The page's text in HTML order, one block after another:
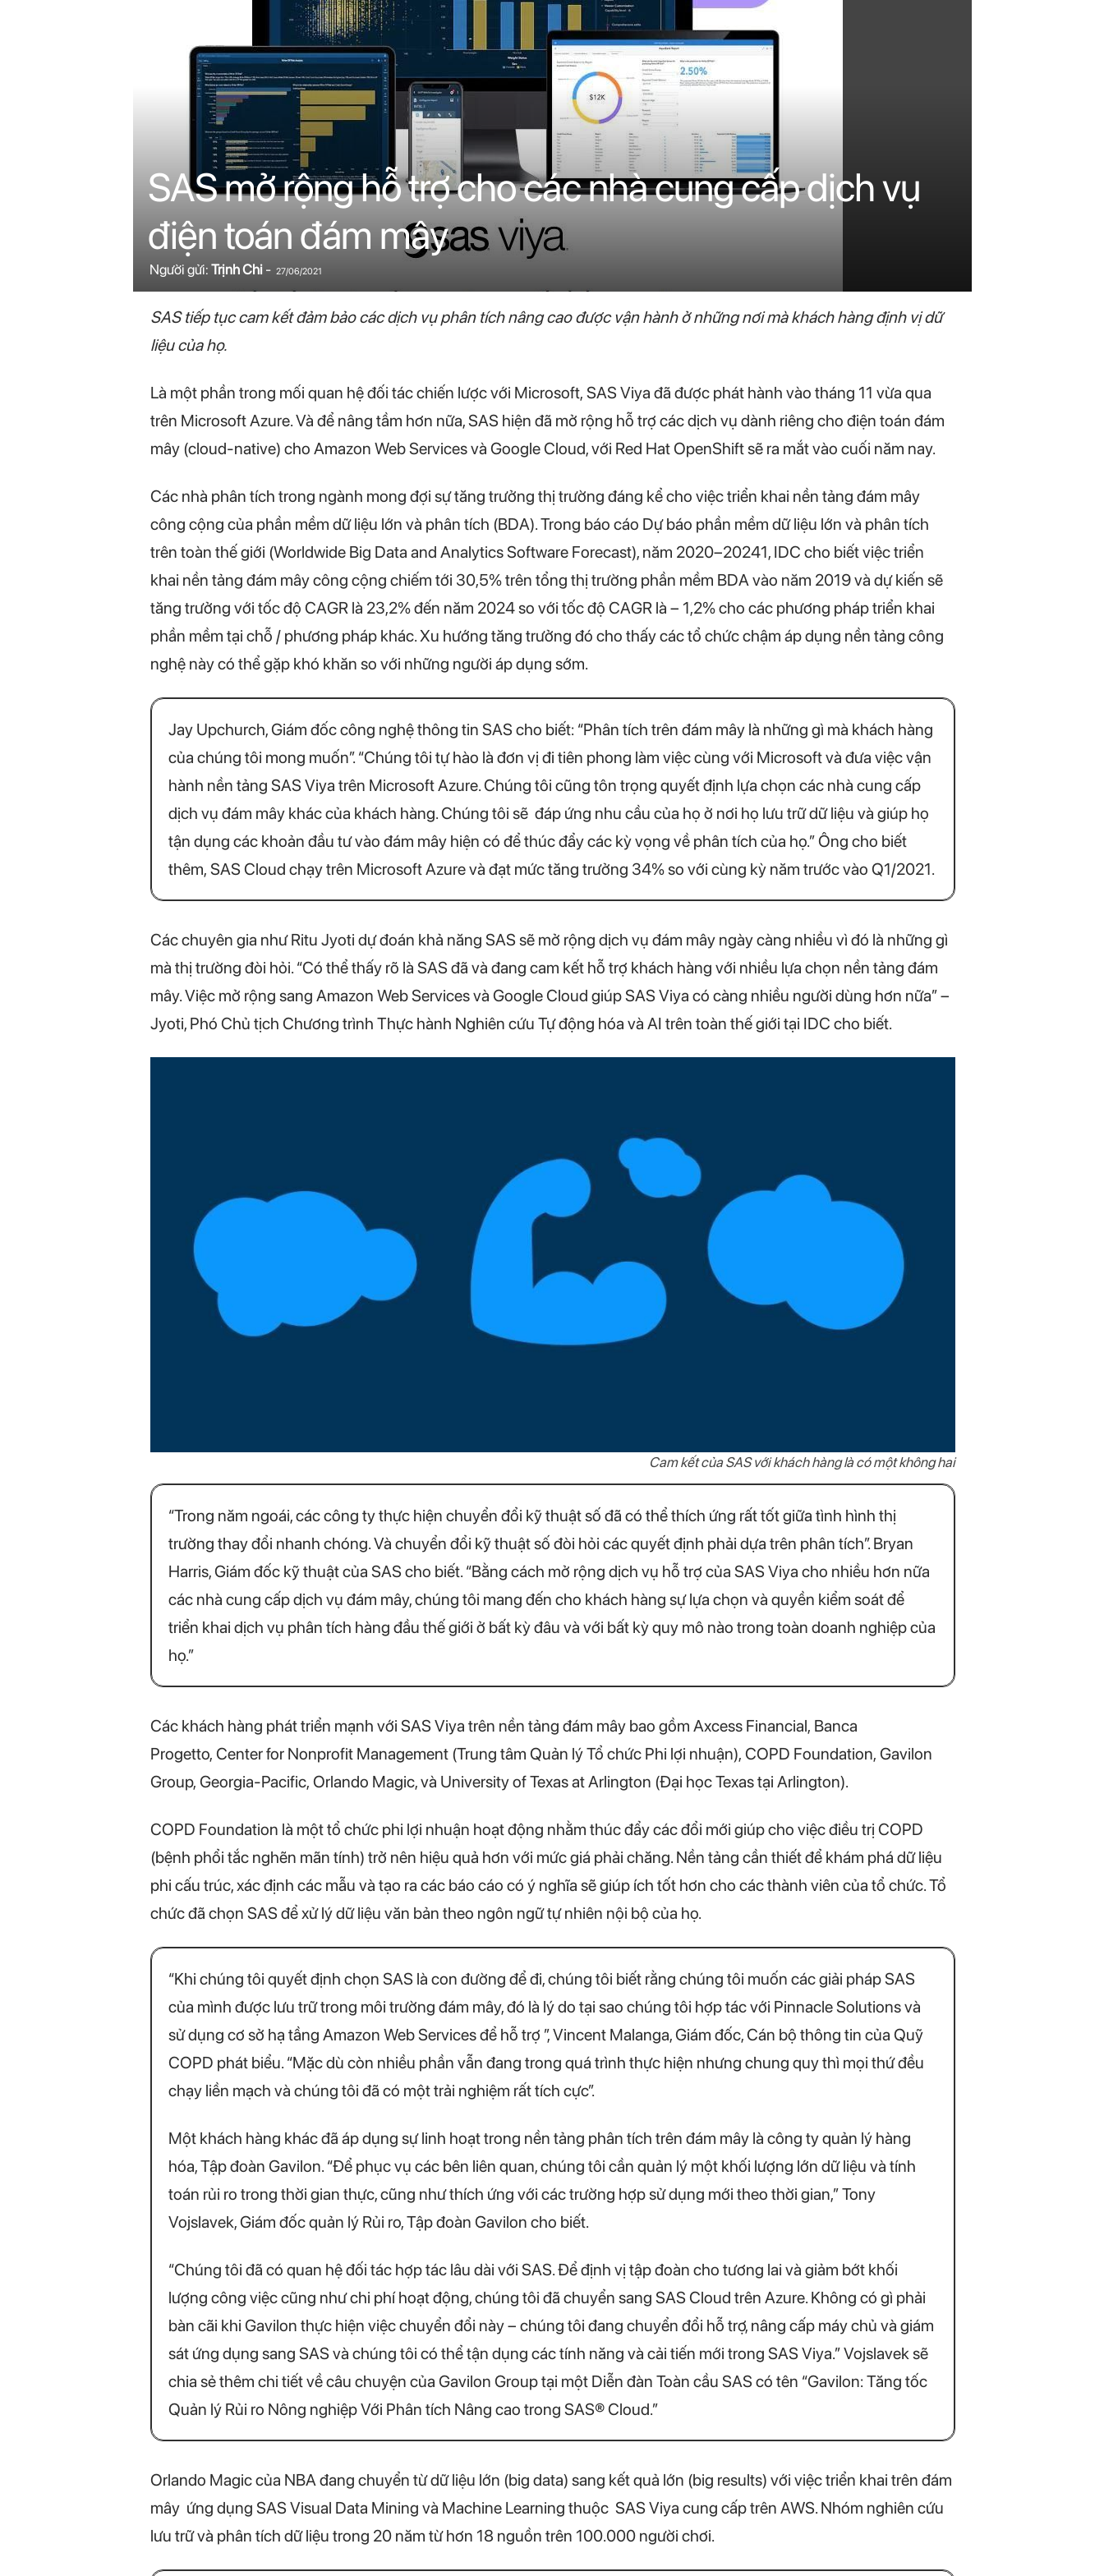
i
n
c
o
m
SAS mở rộng hỗ trợ cho các nhà cung cấp dịch vụ
điện toán đám mây
Người gửi: Trịnh Chi- 27/06/2021
SAS tiếp tục cam kết đảm bảo các dịch vụ phân tích nâng cao được vận hành ở những nơi mà khách hàng định vị dữ
liệu của họ.
Là một phần trong mối quan hệ đối tác chiến lược với Microsoft, SAS Viya đã được phát hành vào tháng 11 vừa qua
trên Microsoft Azure. Và để nâng tầm hơn nữa, SAS hiện đã mở rộng hỗ trợ các dịch vụ dành riêng cho điện toán đám
mây (cloud-native) cho Amazon Web Services và Google Cloud, với Red Hat OpenShift sẽ ra mắt vào cuối năm nay.
Các nhà phân tích trong ngành mong đợi sự tăng trưởng thị trường đáng kể cho việc triển khai nền tảng đám mây
công cộng của phần mềm dữ liệu lớn và phân tích (BDA). Trong báo cáo Dự báo phần mềm dữ liệu lớn và phân tích
trên toàn thế giới (Worldwide Big Data and Analytics Software Forecast), năm 2020–20241, IDC cho biết việc triển
khai nền tảng đám mây công cộng chiếm tới 30,5% trên tổng thị trường phần mềm BDA vào năm 2019 và dự kiến sẽ
tăng trưởng với tốc độ CAGR là 23,2% đến năm 2024 so với tốc độ CAGR là – 1,2% cho các phương pháp triển khai
phần mềm tại chỗ / phương pháp khác. Xu hướng tăng trưởng đó cho thấy các tổ chức chậm áp dụng nền tảng công
nghệ này có thể gặp khó khăn so với những người áp dụng sớm.
Jay Upchurch, Giám đốc công nghệ thông tin SAS cho biết: “Phân tích trên đám mây là những gì mà khách hàng
của chúng tôi mong muốn”. “Chúng tôi tự hào là đơn vị đi tiên phong làm việc cùng với Microsoft và đưa việc vận
hành nền tảng SAS Viya trên Microsoft Azure. Chúng tôi cũng tôn trọng quyết định lựa chọn các nhà cung cấp
dịch vụ đám mây khác của khách hàng. Chúng tôi sẽ đáp ứng nhu cầu của họ ở nơi họ lưu trữ dữ liệu và giúp họ
tận dụng các khoản đầu tư vào đám mây hiện có để thúc đẩy các kỳ vọng về phân tích của họ.” Ông cho biết
thêm, SAS Cloud chạy trên Microsoft Azure và đạt mức tăng trưởng 34% so với cùng kỳ năm trước vào Q1/2021.
Các chuyên gia như Ritu Jyoti dự đoán khả năng SAS sẽ mở rộng dịch vụ đám mây ngày càng nhiều vì đó là những gì
mà thị trường đòi hỏi. “Có thể thấy rõ là SAS đã và đang cam kết hỗ trợ khách hàng với nhiều lựa chọn nền tảng đám
mây. Việc mở rộng sang Amazon Web Services và Google Cloud giúp SAS Viya có càng nhiều người dùng hơn nữa” –
Jyoti, Phó Chủ tịch Chương trình Thực hành Nghiên cứu Tự động hóa và AI trên toàn thế giới tại IDC cho biết.
Cam kết của SAS với khách hàng là có một không hai
“Trong năm ngoái, các công ty thực hiện chuyển đổi kỹ thuật số đã có thể thích ứng rất tốt giữa tình hình thị
trường thay đổi nhanh chóng. Và chuyển đổi kỹ thuật số đòi hỏi các quyết định phải dựa trên phân tích”. Bryan
Harris, Giám đốc kỹ thuật của SAS cho biết. “Bằng cách mở rộng dịch vụ hỗ trợ của SAS Viya cho nhiều hơn nữa
các nhà cung cấp dịch vụ đám mây, chúng tôi mang đến cho khách hàng sự lựa chọn và quyền kiểm soát để
triển khai dịch vụ phân tích hàng đầu thế giới ở bất kỳ đâu và với bất kỳ quy mô nào trong toàn doanh nghiệp của
họ.”
Các khách hàng phát triển mạnh với SAS Viya trên nền tảng đám mây bao gồm Axcess Financial, Banca
Progetto, Center for Nonprofit Management (Trung tâm Quản lý Tổ chức Phi lợi nhuận), COPD Foundation, Gavilon
Group, Georgia-Pacific, Orlando Magic, và University of Texas at Arlington (Đại học Texas tại Arlington).
COPD Foundation là một tổ chức phi lợi nhuận hoạt động nhằm thúc đẩy các đổi mới giúp cho việc điều trị COPD
(bệnh phổi tắc nghẽn mãn tính) trở nên hiệu quả hơn với mức giá phải chăng. Nền tảng cần thiết để khám phá dữ liệu
phi cấu trúc, xác định các mẫu và tạo ra các báo cáo có ý nghĩa sẽ giúp ích tốt hơn cho các thành viên của tổ chức. Tổ
chức đã chọn SAS để xử lý dữ liệu văn bản theo ngôn ngữ tự nhiên nội bộ của họ.
“Khi chúng tôi quyết định chọn SAS là con đường để đi, chúng tôi biết rằng chúng tôi muốn các giải pháp SAS
của mình được lưu trữ trong môi trường đám mây, đó là lý do tại sao chúng tôi hợp tác với Pinnacle Solutions và
sử dụng cơ sở hạ tầng Amazon Web Services để hỗ trợ ”, Vincent Malanga, Giám đốc, Cán bộ thông tin của Quỹ
COPD phát biểu. “Mặc dù còn nhiều phần vẫn đang trong quá trình thực hiện nhưng chung quy thì mọi thứ đều
chạy liền mạch và chúng tôi đã có một trải nghiệm rất tích cực”.
Một khách hàng khác đã áp dụng sự linh hoạt trong nền tảng phân tích trên đám mây là công ty quản lý hàng
hóa, Tập đoàn Gavilon. “Để phục vụ các bên liên quan, chúng tôi cần quản lý một khối lượng lớn dữ liệu và tính
toán rủi ro trong thời gian thực, cũng như thích ứng với các trường hợp sử dụng mới theo thời gian,” Tony
Vojslavek, Giám đốc quản lý Rủi ro, Tập đoàn Gavilon cho biết.
“Chúng tôi đã có quan hệ đối tác hợp tác lâu dài với SAS. Để định vị tập đoàn cho tương lai và giảm bớt khối
lượng công việc cũng như chi phí hoạt động, chúng tôi đã chuyển sang SAS Cloud trên Azure. Không có gì phải
bàn cãi khi Gavilon thực hiện việc chuyển đổi này – chúng tôi đang chuyển đổi hỗ trợ, nâng cấp máy chủ và giám
sát ứng dụng sang SAS và chúng tôi có thể tận dụng các tính năng và cải tiến mới trong SAS Viya.” Vojslavek sẽ
chia sẻ thêm chi tiết về câu chuyện của Gavilon Group tại một Diễn đàn Toàn cầu SAS có tên “Gavilon: Tăng tốc
Quản lý Rủi ro Nông nghiệp Với Phân tích Nâng cao trong SAS® Cloud.”
Orlando Magic của NBA đang chuyển từ dữ liệu lớn (big data) sang kết quả lớn (big results) với việc triển khai trên đám
mây ứng dụng SAS Visual Data Mining và Machine Learning thuộc SAS Viya cung cấp trên AWS. Nhóm nghiên cứu
lưu trữ và phân tích dữ liệu trong 20 năm từ hơn 18 nguồn trên 100.000 người chơi.